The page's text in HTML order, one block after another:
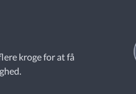
kroge for at få